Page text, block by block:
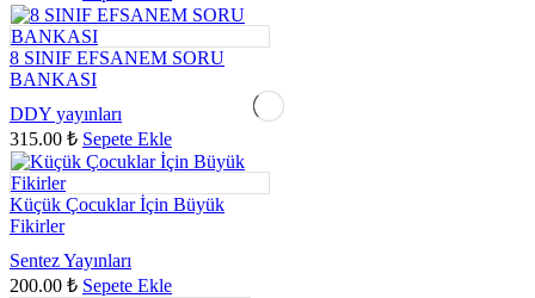
8 SINIF EFSANEM SORU
BANKASI
DDY yayınları
315.00 ₺ Sepete Ekle
Küçük Çocuklar İçin Büyük
Fikirler
Sentez Yayınları
200.00 ₺ Sepete Ekle